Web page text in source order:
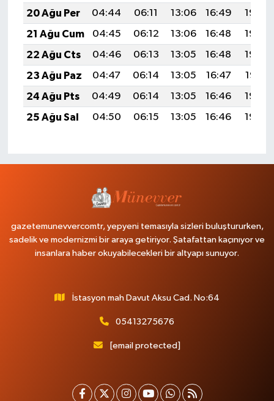
20 Ağu Per
04:44 06:11 13:06 16:49
19:50
21 Ağu Cum
04:45 06:12 13:06 16:48
19:49
22 Ağu Cts
04:46 06:13 13:05 16:48
19:48
23 Ağu Paz
04:47 06:14 13:05 16:47
19:47
24 Ağu Pts
04:49 06:14 13:05 16:46
19:45
25 Ağu Sal
04:50 06:15 13:05 16:46 19:44
gazetemunevvercomtr, yepyeni temasıyla sizleri buluştururken,
sadelik ve modernizmi bir araya getiriyor. Şatafattan kaçınıyor ve
insanlara haber okuyabilecekleri bir altyapı sunuyor.
İstasyon mah Davut Aksu Cad. No:64
05413275676
[email protected]